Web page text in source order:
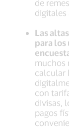
de
digitales
Las
para los
muchos
calcular
con
divisas,
pagos